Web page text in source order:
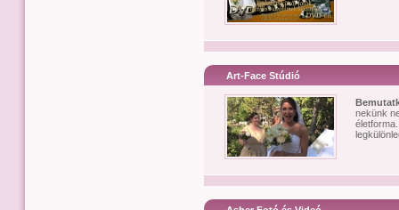
Art-Face Stúdió
nekünk